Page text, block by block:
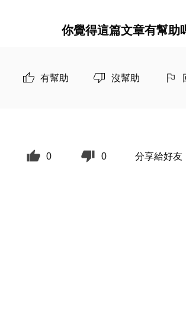
你覺得這篇文章有幫助
有幫助 沒幫助
0 0 分享給好友